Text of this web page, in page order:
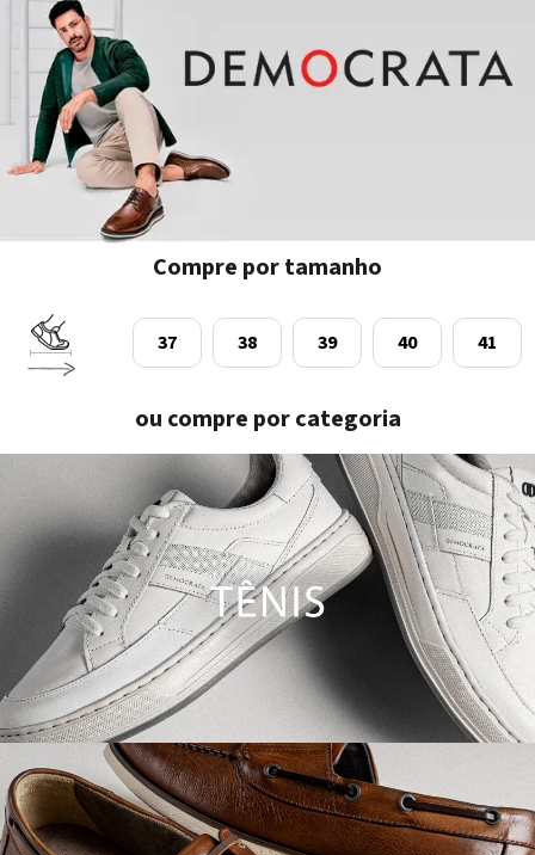
Compre por tamanho
37 38 39 40 41
ou compre por categoria